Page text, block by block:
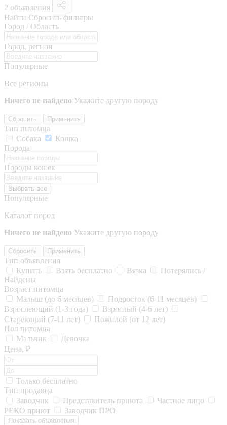
2 объявления
Найти Сбросить фильтры
Город / Область
Город, регион
Популярные
Все регионы
Ничего не найдено Укажите другую породу
Сбросить Применить
Тип питомца
Собака
Кошка
Порода
Породы кошек
Выбрать все
Популярные
Каталог пород
Ничего не найдено Укажите другую породу
Сбросить Применить
Тип объявления
Купить
Взять бесплатно Вязка
Потерялись /
Найдены
Возраст питомца
Малыш (до 6 месяцев)
Подросток (6-11 месяцев)
Взрослеющий (1-3 года)
Взрослый (4-6 лет)
Стареющий (7-11 лет)
Пожилой (от 12 лет)
Пол питомца
Мальчик
Девочка
Цена, ₽
Только бесплатно
Тип продавца
Заводчик
Представитель приюта
Частное лицо
РЕКО приют
Заводчик ПРО
Показать объявления